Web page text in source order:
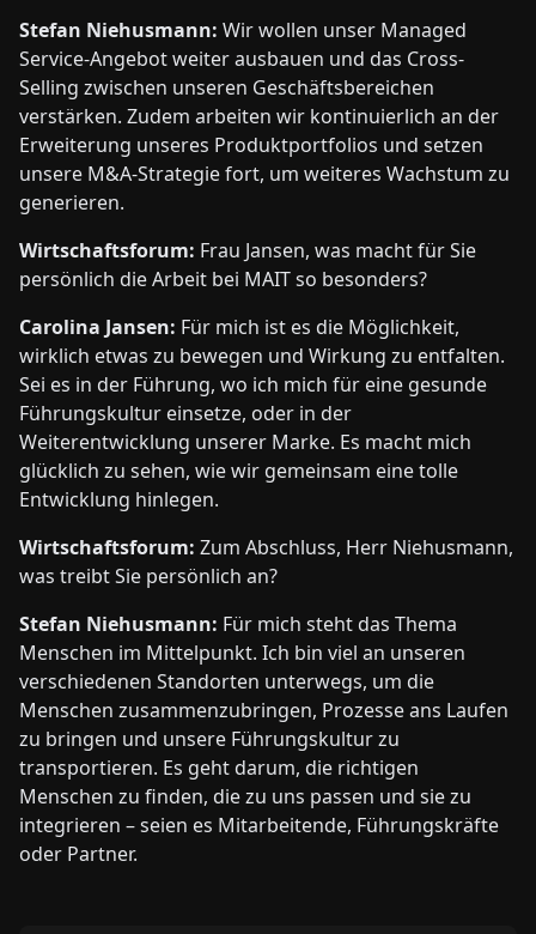
Stefan Niehusmann: Wir wollen unser Managed
Service-Angebot weiter ausbauen und das Cross-
Selling zwischen unseren Geschäftsbereichen
verstärken. Zudem arbeiten wir kontinuierlich an der
Erweiterung unseres Produktportfolios und setzen
unsere M&A-Strategie fort, um weiteres Wachstum zu
generieren.
Wirtschaftsforum: Frau Jansen, was macht für Sie
persönlich die Arbeit bei MAIT so besonders?
Carolina Jansen: Für mich ist es die Möglichkeit,
wirklich etwas zu bewegen und Wirkung zu entfalten.
Sei es in der Führung, wo ich mich für eine gesunde
Führungskultur einsetze, oder in der
Weiterentwicklung unserer Marke. Es macht mich
glücklich zu sehen, wie wir gemeinsam eine tolle
Entwicklung hinlegen.
Wirtschaftsforum: Zum Abschluss, Herr Niehusmann,
was treibt Sie persönlich an?
Stefan Niehusmann: Für mich steht das Thema
Menschen im Mittelpunkt. Ich bin viel an unseren
verschiedenen Standorten unterwegs, um die
Menschen zusammenzubringen, Prozesse ans Laufen
zu bringen und unsere Führungskultur zu
transportieren. Es geht darum, die richtigen
Menschen zu finden, die zu uns passen und sie zu
integrieren – seien es Mitarbeitende, Führungskräfte
oder Partner.